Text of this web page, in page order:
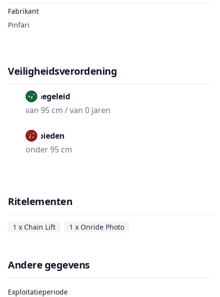
Fabrikant
Pinfari
Veiligheidsverordening
Onbegeleid
van 95 cm / van 0 jaren
Verbieden
onder 95 cm
Ritelementen
1 x Chain Lift 1 x Onride Photo
Andere gegevens
Exploitatieperiode